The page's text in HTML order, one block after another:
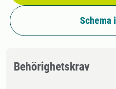
Schema
Behörighetskrav